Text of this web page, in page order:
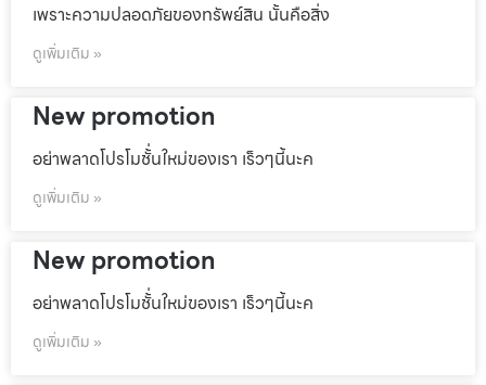
เพราะความปลอดภัยของทรัพย์สิน นั้นคือสิ่ง
ดูเพิ่มเติม »
New promotion
อย่าพลาดโปรโมชั้่นใหม่ของเรา เร็วๆนี้นะค
ดูเพิ่มเติม »
New promotion
อย่าพลาดโปรโมชั้่นใหม่ของเรา เร็วๆนี้นะค
ดูเพิ่มเติม »